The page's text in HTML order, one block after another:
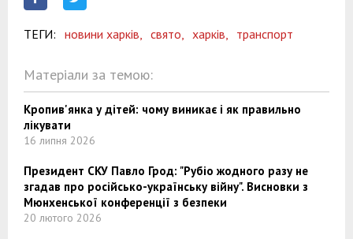
ТЕГИ: новини харків, свято, харків, транспорт
Матеріали за темою:
Кропив'янка у дітей: чому виникає і як правильно
лікувати
16 липня 2026
Президент СКУ Павло Грод: "Рубіо жодного разу не
згадав про російсько-українську війну". Висновки з
Мюнхенської конференції з безпеки
20 лютого 2026